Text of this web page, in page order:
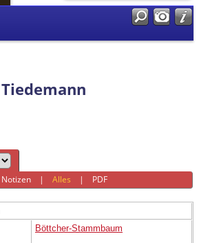
Notizen |Alles | PDF
Böttcher-Stammbaum